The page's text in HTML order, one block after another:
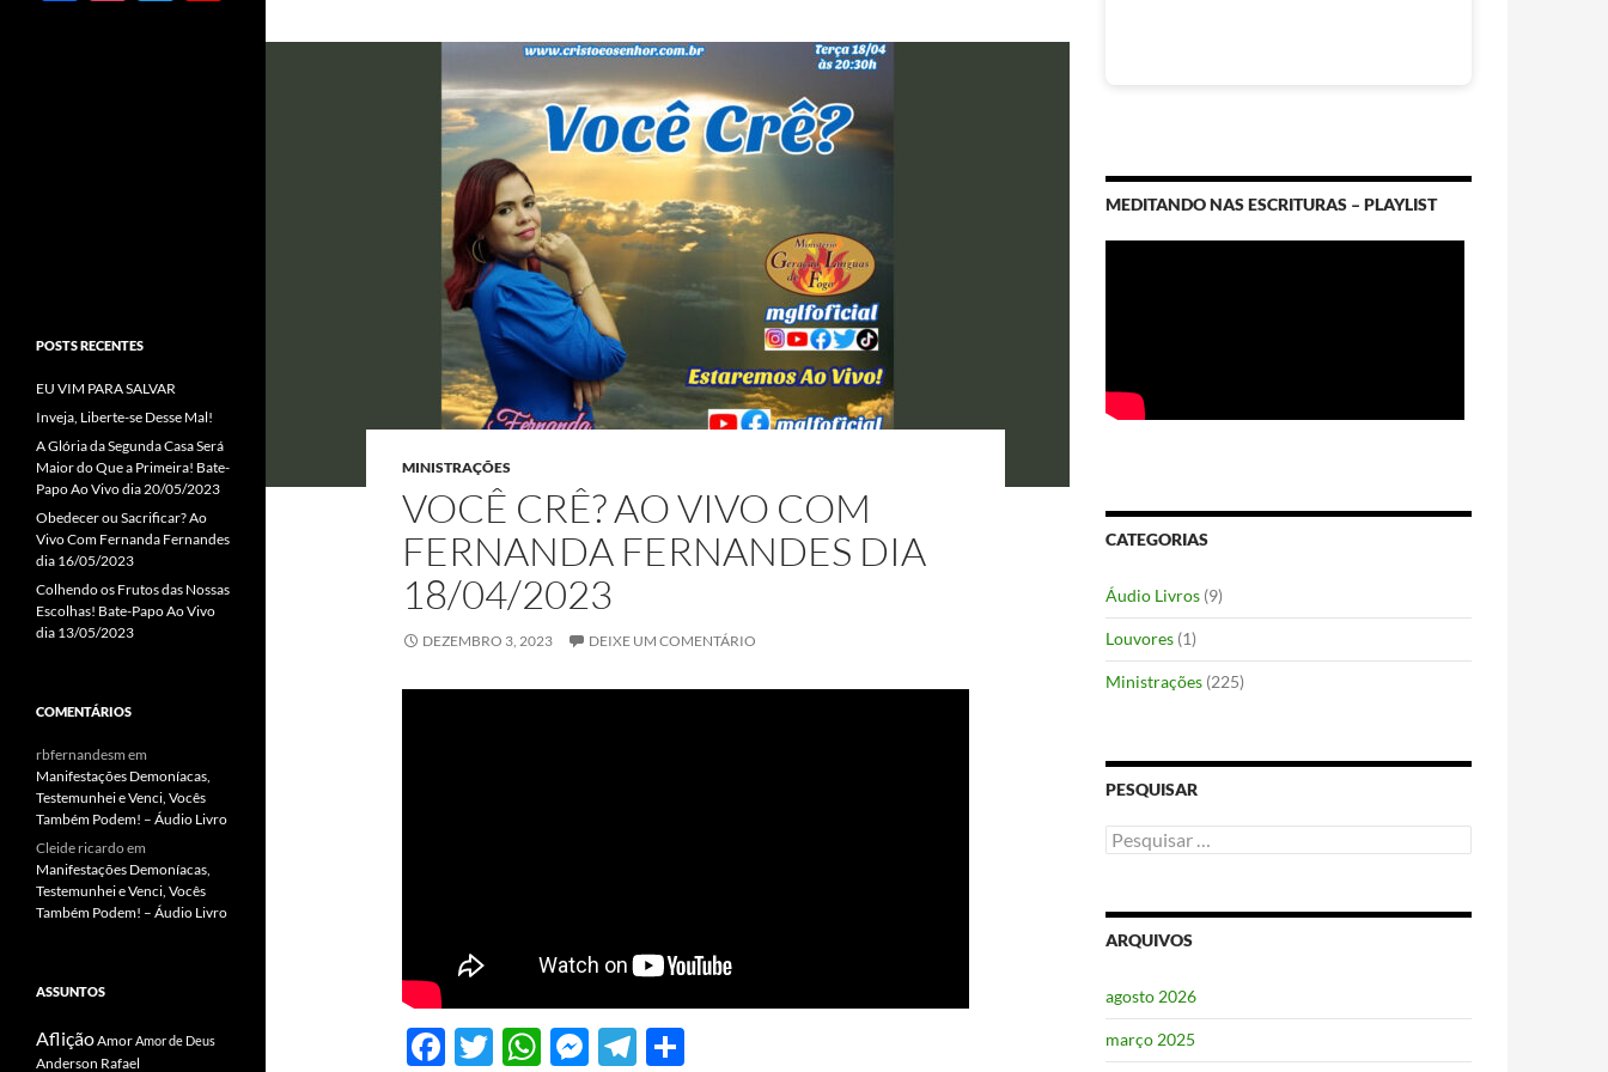
MINISTRAÇÕES
VOCÊ CRÊ? AO VIVO COM
FERNANDA FERNANDES DIA
18/04/2023
DEZEMBRO 3, 2023 DEIXE UM COMENTÁRIO
F
T
W M T
MEDITANDO NAS ESCRITURAS – PLAYLIST
CATEGORIAS
Áudio Livros (9)
Louvores (1)
Ministrações (225)
PESQUISAR
Pesquisar
por:
ARQUIVOS
agosto 2026
março 2025
el
POSTS RECENTES
EU VIM PARA SALVAR
Inveja, Liberte-se Desse Mal!
A Glória da Segunda Casa Será
Maior do Que a Primeira! Bate-
Papo Ao Vivo dia 20/05/2023
Obedecer ou Sacrificar? Ao
Vivo Com Fernanda Fernandes
dia 16/05/2023
Colhendo os Frutos das Nossas
Escolhas! Bate-Papo Ao Vivo
dia 13/05/2023
COMENTÁRIOS
rbfernandesm em
Manifestações Demoníacas,
Testemunhei e Venci, Vocês
Também Podem! – Áudio Livro
Cleide ricardoem
Manifestações Demoníacas,
Testemunhei e Venci, Vocês
Também Podem! – Áudio Livro
ASSUNTOS
AfliçãoAmorAmor de Deus
Anderson Rafael